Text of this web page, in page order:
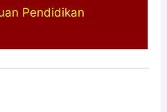
Pendidikan